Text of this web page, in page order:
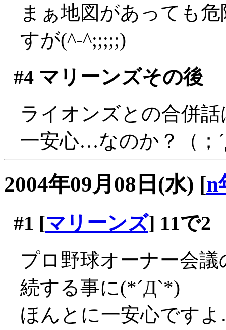
まぁ地図があっても
すが(^-^;;;;;)
#4マリーンズその後
ライオンズとの合併
一安心…なのか？（；
2004年09月08日(水) [n
#1 [マリーンズ] 11で2
プロ野球オーナー会
続する事に(*´Д`*)
ほんとに一安心です